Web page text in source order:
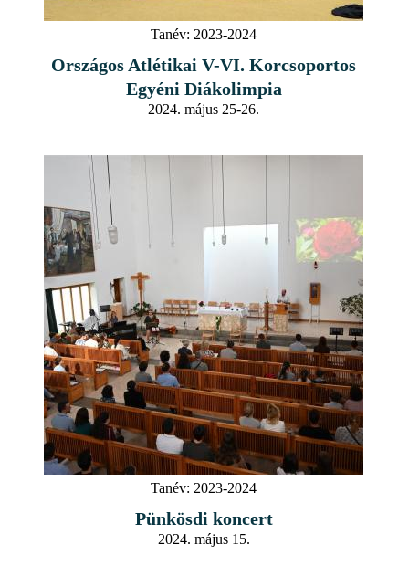
Tanév: 2023-2024
Országos Atlétikai V-VI. Korcsoportos
Egyéni Diákolimpia
2024. május 25-26.
Tanév: 2023-2024
Pünkösdi koncert
2024. május 15.